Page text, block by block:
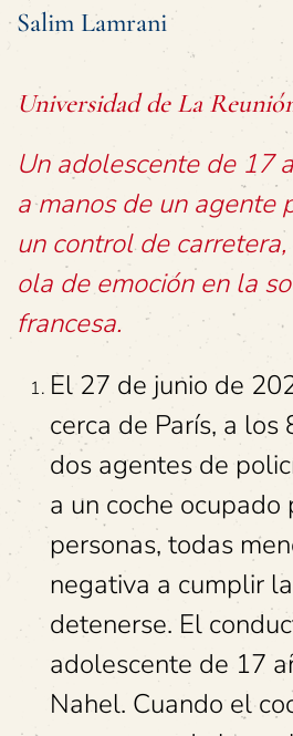
Salim Lamrani
Universidad de La
Un adolescente de 17
a manos de un agente
un control de
ola de emoción en la
francesa.
El 27 de junio de
cerca de París, a los
dos agentes de
a un coche ocupado
personas, todas
negativa a cumplir
detenerse. El
adolescente de 17
Nahel. Cuando el